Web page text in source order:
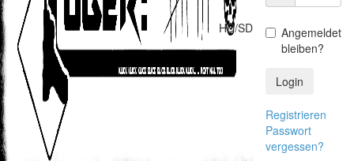
HD/SD
Angemeldet
bleiben?
Login
Registrieren
Passwort
vergessen?